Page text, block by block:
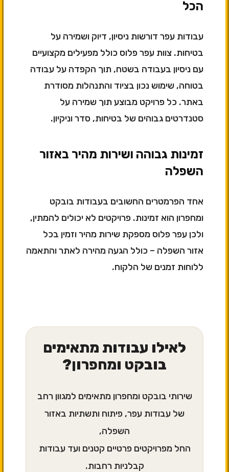
הכל
עבודות עפר דורשות ניסיון, דיוק ושמירה על
בטיחות. צוות עפר פלוס כולל מפעילים מקצועיים
עם ניסיון בעבודה בשטח, תוך הקפדה על עבודה
בטוחה, שימוש נכון בציוד והתנהלות מסודרת
באתר. כל פרויקט מבוצע תוך שמירה על
סטנדרטים גבוהים של בטיחות, סדר וניקיון.
זמינות גבוהה ושירות מהיר באזור
השפלה
אחד הפרמטרים החשובים בעבודות בובקט
ומחפרון הוא זמינות. פרויקטים לא יכולים להמתין,
ולכן עפר פלוס מספקת שירות מהיר וזמין בכל
אזור השפלה – כולל הגעה מהירה לאתר והתאמה
ללוחות זמנים של הלקוח.
לאילו עבודות מתאימים
בובקט ומחפרון?
שירותי בובקט ומחפרון מתאימים למגוון רחב
של עבודות עפר, פיתוח ותשתיות באזור
השפלה,
החל מפרויקטים פרטיים קטנים ועד עבודות
קבלניות רחבות.